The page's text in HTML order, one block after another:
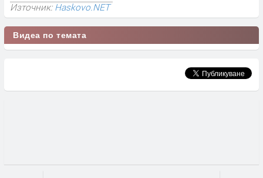
Източник:Haskovo.NET
Видеа по темата